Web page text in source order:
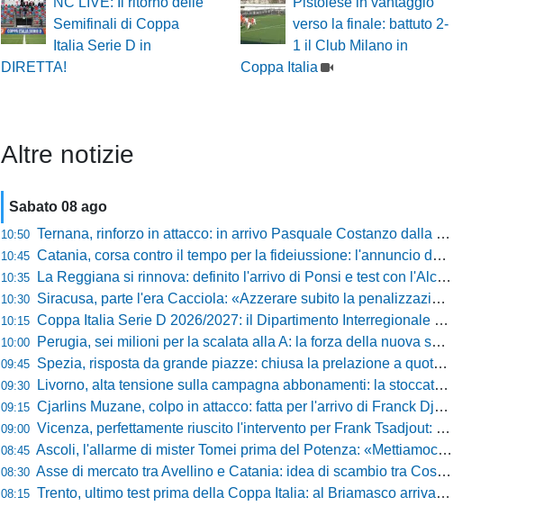
Semifinali di Coppa
Italia Serie D in
DIRETTA!
verso la finale: battuto 2-
1 il Club Milano in
Coppa Italia
Altre notizie
Sabato 08 ago
10:50 Ternana, rinforzo in attacco: in arrivo Pasquale Costanzo dalla Paganese
10:45 Catania, corsa contro il tempo per la fideiussione: l'annuncio della società e le ragioni dello slittamento
10:35 La Reggiana si rinnova: definito l'arrivo di Ponsi e test con l'Alcione
10:30 Siracusa, parte l'era Cacciola: «Azzerare subito la penalizzazione, saremo camaleontici»
10:15 Coppa Italia Serie D 2026/2027: il Dipartimento Interregionale corregge il tabellone, ecco i nuovi abbinamenti
10:00 Perugia, sei milioni per la scalata alla A: la forza della nuova societa e il progetto di Alessandro Gaucci
09:45 Spezia, risposta da grande piazze: chiusa la prelazione a quota 5.164 abbonamenti
09:30 Livorno, alta tensione sulla campagna abbonamenti: la stoccata della Curva Nord alla società
09:15 Cjarlins Muzane, colpo in attacco: fatta per l'arrivo di Franck Djoulou
09:00 Vicenza, perfettamente riuscito l'intervento per Frank Tsadjout: il comunicato del club
08:45 Ascoli, l'allarme di mister Tomei prima del Potenza: «Mettiamoci l'elmetto, l'obiettivo è la salvezza e non dobbiamo vendere fumo!»
08:30 Asse di mercato tra Avellino e Catania: idea di scambio tra Cosimo Patierno e Kaleb Jimenez
08:15 Trento, ultimo test prima della Coppa Italia: al Briamasco arriva il triangolare con Südtirol e Campodarsego